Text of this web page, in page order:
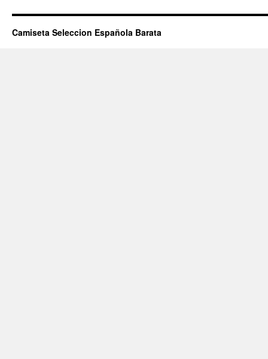
Camiseta Seleccion Española Barata